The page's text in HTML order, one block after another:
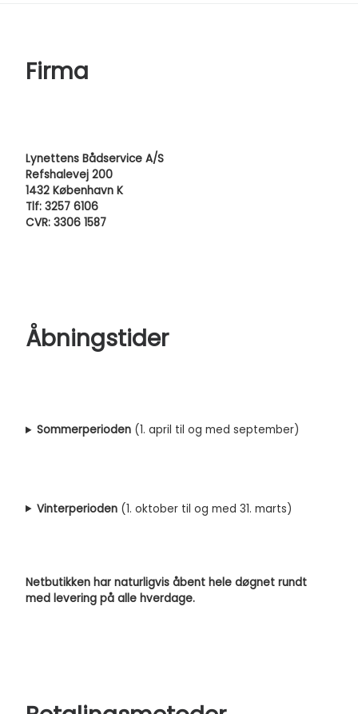
Firma
Lynettens Bådservice A/S
Refshalevej 200
1432 København K
Tlf: 3257 6106
CVR: 3306 1587
Åbningstider
Sommerperioden (1. april til og med september)
Vinterperioden (1. oktober til og med 31. marts)
Netbutikken har naturligvis åbent hele døgnet rundt
med levering på alle hverdage.